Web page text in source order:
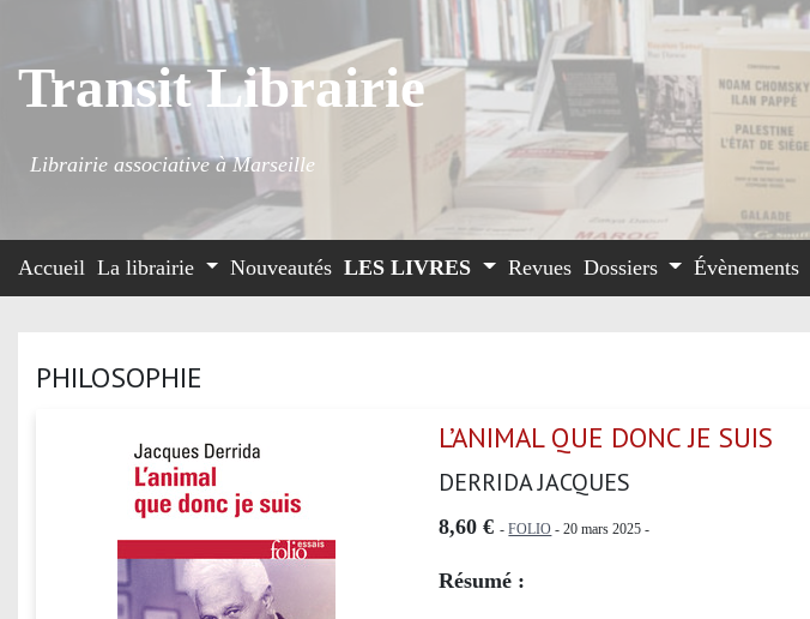
Transit Librairie
Librairie associative à Marseille
Accueil La librairie Nouveautés LES LIVRES Revues Dossiers Évènements
PHILOSOPHIE
L’ANIMAL QUE DONC JE SUIS
DERRIDA JACQUES
8,60 € -FOLIO - 20 mars 2025 -
Résumé :